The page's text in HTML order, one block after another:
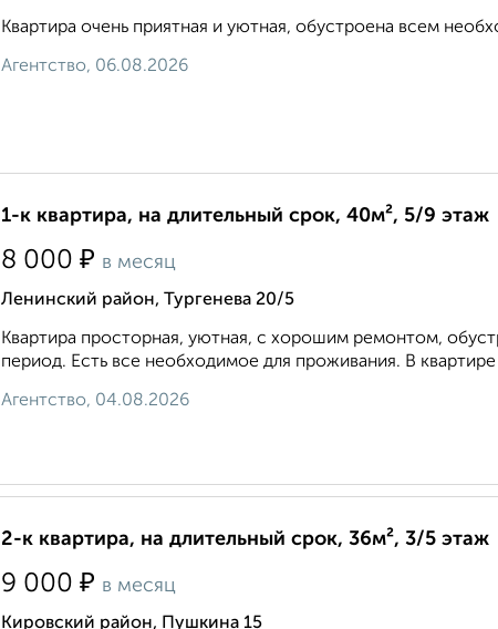
Квартира очень приятная и уютная, обустроена всем
Агентство, 06.08.2026
1-к квартира, на длительный срок, 40м², 5/9 этаж
8 000 ₽ в месяц
Ленинский район, Тургенева 20/5
Квартира просторная, уютная, с хорошим ремонтом,
период. Есть все необходимое для проживания. В
Агентство, 04.08.2026
2-к квартира, на длительный срок, 36м², 3/5 этаж
9 000 ₽ в месяц
Кировский район, Пушкина 15